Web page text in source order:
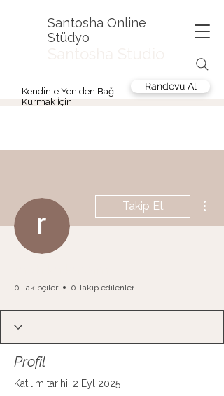
Santosha Online
Stüdyo
Kendinle Yeniden Bağ
Kurmak İçin
Randevu Al
Takip Et
0 Takipçiler 0 Takip edilenler
Profil
Katılım tarihi: 2 Eyl 2025